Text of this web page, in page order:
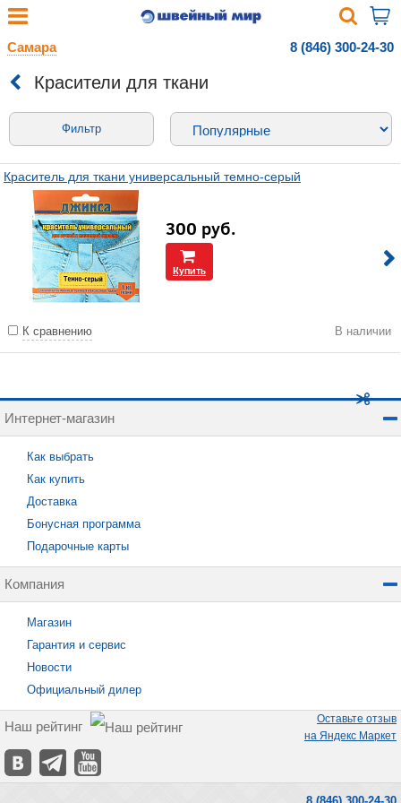
Самара 8 (846) 300-24-30
Красители для ткани
Фильтр
Краситель для ткани универсальный темно-серый
300 руб.
Купить
К сравнению В наличии
Интернет-магазин
Как выбрать
Как купить
Доставка
Бонусная программа
Подарочные карты
Компания
Магазин
Гарантия и сервис
Новости
Официальный дилер
Наш рейтинг
Оставьте отзыв
на Яндекс Маркет